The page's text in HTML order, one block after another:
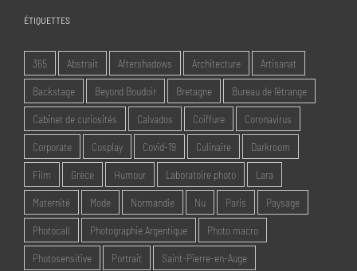
ÉTIQUETTES
365 Abstrait Aftershadows Architecture Artisanat
Backstage Beyond Boudoir Bretagne Bureau de l'étrange
Cabinet de curiosités Calvados Coiffure Coronavirus
Corporate Cosplay Covid-19 Culinaire Darkroom
Film Grèce Humour Laboratoire photo Lara
Maternité Mode Normandie Nu Paris Paysage
Photocall Photographie Argentique Photo macro
Photosensitive Portrait Saint-Pierre-en-Auge